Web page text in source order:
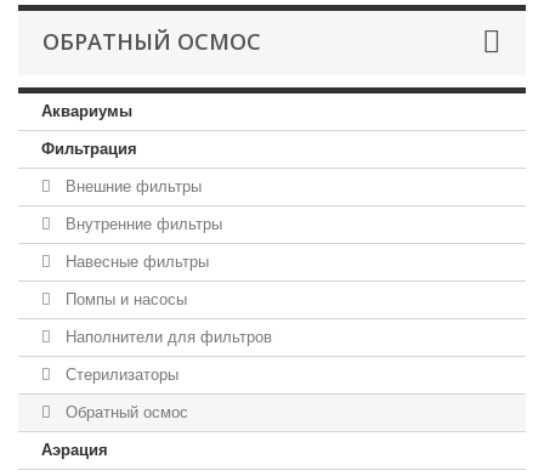
ОБРАТНЫЙ ОСМОС
Аквариумы
Фильтрация
Внешние фильтры
Внутренние фильтры
Навесные фильтры
Помпы и насосы
Наполнители для фильтров
Стерилизаторы
Обратный осмос
Аэрация